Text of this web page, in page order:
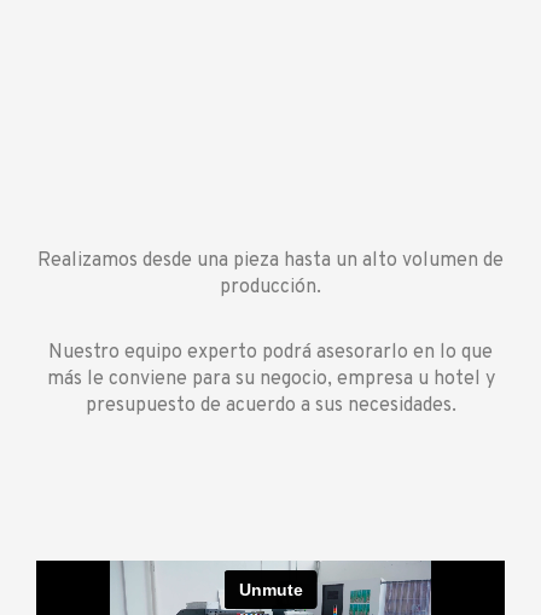
Realizamos desde una pieza hasta un alto volumen de
producción.
Nuestro equipo experto podrá asesorarlo en lo que
más le conviene para su negocio, empresa u hotel y
presupuesto de acuerdo a sus necesidades.